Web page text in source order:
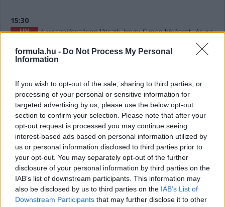
formula.hu - Do Not Process My Personal
Information
If you wish to opt-out of the sale, sharing to third parties, or
processing of your personal or sensitive information for
targeted advertising by us, please use the below opt-out
section to confirm your selection. Please note that after your
opt-out request is processed you may continue seeing
interest-based ads based on personal information utilized by
us or personal information disclosed to third parties prior to
your opt-out. You may separately opt-out of the further
disclosure of your personal information by third parties on the
IAB’s list of downstream participants. This information may
also be disclosed by us to third parties on the IAB’s List of
Downstream Participants that may further disclose it to other
15:30
A visszajátszáson látszik, hogy Fuoco hibázott, és ez
akár pozícióba is kerülhet, hiszen mintegy 6-7 másodpercet
eldobott. Persze hány olyan Le Mans volt a történelemben,
ahol 6-7 másodperc számított egy dobogós helyen...? Kevés.
15:29
Giovinazzi 42-vel vezet Kubica előtt, és jöhet majd
egy rövid utolsó kiállásra mindjárt.
15:29
Na nézzük, mi a helyet: Kubica 10 másodperccel
vezet Estre előtt, aki újabb kilenccel a most sokat bukó Fuoco
előtt.
15:27